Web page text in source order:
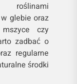
roślinami
glebie oraz
czy
zadbać o
regularne
środki